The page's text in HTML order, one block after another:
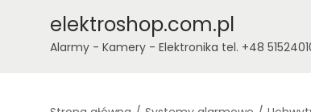
elektroshop.com.pl
Alarmy - Kamery - Elektronika tel. +48